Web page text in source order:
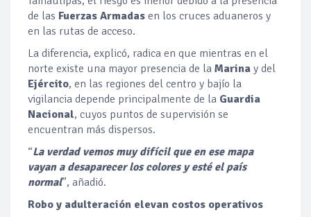
de las Fuerzas Armadas en los cruces aduaneros y
en las rutas de acceso.
La diferencia, explicó, radica en que mientras en el
norte existe una mayor presencia de la Marina y del
Ejército, en las regiones del centro y bajío la
vigilancia depende principalmente de la Guardia
Nacional, cuyos puntos de supervisión se
encuentran más dispersos.
“La verdad vemos muy difícil que en ese mapa
vayan a desaparecer los colores y esté el país
normal”, añadió.
Robo y adulteración elevan costos operativos